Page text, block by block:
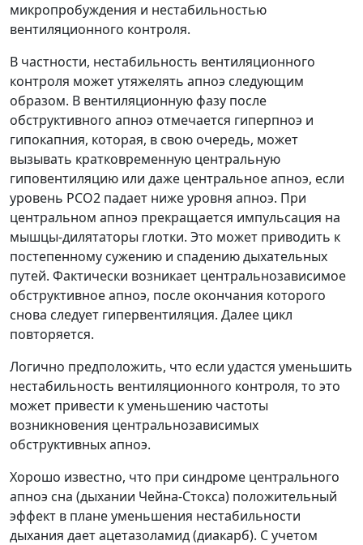
микропробуждения и нестабильностью
вентиляционного контроля.
В частности, нестабильность вентиляционного
контроля может утяжелять апноэ следующим
образом. В вентиляционную фазу после
обструктивного апноэ отмечается гиперпноэ и
гипокапния, которая, в свою очередь, может
вызывать кратковременную центральную
гиповентиляцию или даже центральное апноэ, если
уровень PCO2 падает ниже уровня апноэ. При
центральном апноэ прекращается импульсация на
мышцы-дилятаторы глотки. Это может приводить к
постепенному сужению и спадению дыхательных
путей. Фактически возникает центральнозависимое
обструктивное апноэ, после окончания которого
снова следует гипервентиляция. Далее цикл
повторяется.
Логично предположить, что если удастся уменьшить
нестабильность вентиляционного контроля, то это
может привести к уменьшению частоты
возникновения центральнозависимых
обструктивных апноэ.
Хорошо известно, что при синдроме центрального
апноэ сна (дыхании Чейна-Стокса) положительный
эффект в плане уменьшения нестабильности
дыхания дает ацетазоламид (диакарб). С учетом